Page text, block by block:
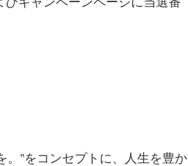
。”をコンセプトに、人生を豊か